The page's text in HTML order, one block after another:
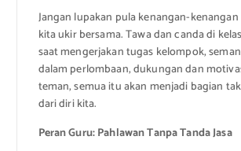
Jangan lupakan pula kenangan-
kita ukir bersama. Tawa dan canda di
saat mengerjakan tugas kelompok,
dalam perlombaan, dukungan dan
teman, semua itu akan menjadi bagian
dari diri kita.
Peran Guru: Pahlawan Tanpa Tanda Jasa